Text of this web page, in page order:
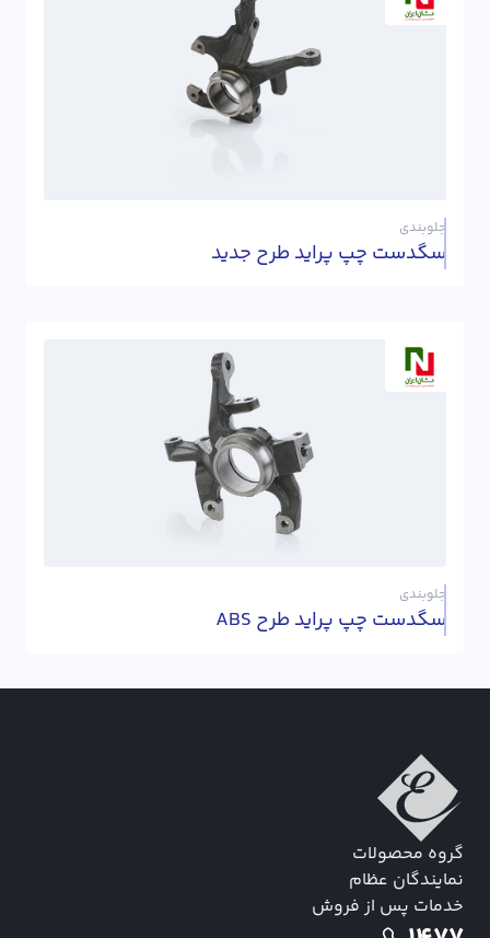
جلوبندی
سگدست چپ پراید طرح جدید
جلوبندی
سگدست چپ پراید طرح ABS
گروه محصولات
نمایندگان عظام
خدمات پس از فروش